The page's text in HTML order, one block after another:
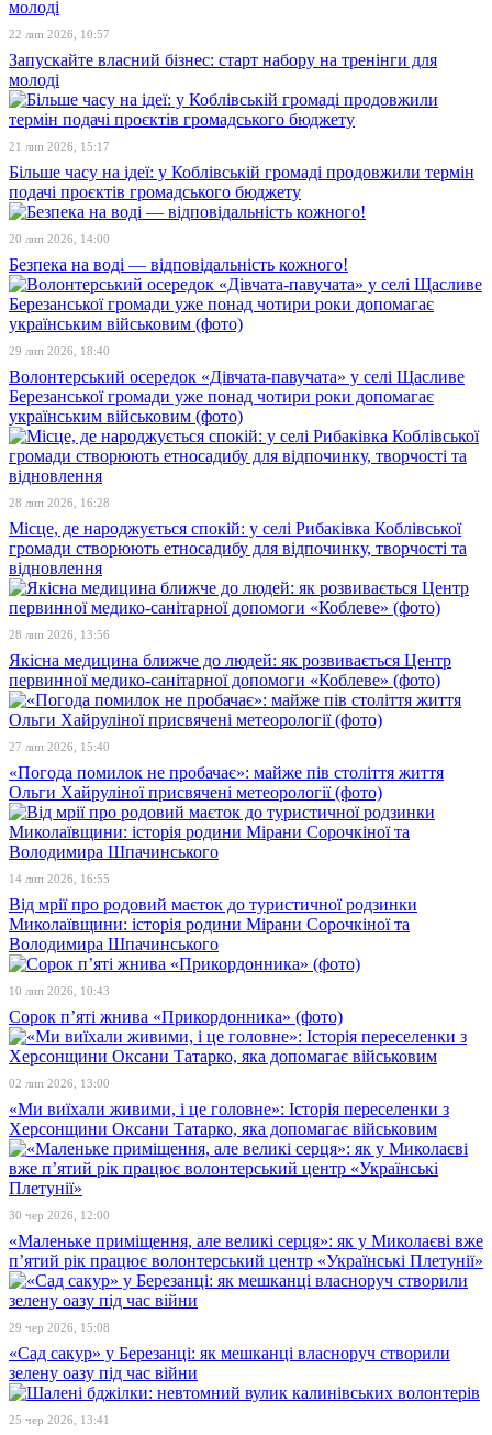
22 лип 2026, 10:57
Запускайте власний бізнес: старт набору на тренінги для
молоді
21 лип 2026, 15:17
Більше часу на ідеї: у Коблівській громаді продовжили термін
подачі проєктів громадського бюджету
20 лип 2026, 14:00
Безпека на воді — відповідальність кожного!
29 лип 2026, 18:40
Волонтерський осередок «Дівчата-павучата» у селі Щасливе
Березанської громади уже понад чотири роки допомагає
українським військовим (фото)
28 лип 2026, 16:28
Місце, де народжується спокій: у селі Рибаківка Коблівської
громади створюють етносадибу для відпочинку, творчості та
відновлення
28 лип 2026, 13:56
Якісна медицина ближче до людей: як розвивається Центр
первинної медико-санітарної допомоги «Коблеве» (фото)
27 лип 2026, 15:40
«Погода помилок не пробачає»: майже пів століття життя
Ольги Хайруліної присвячені метеорології (фото)
14 лип 2026, 16:55
Від мрії про родовий маєток до туристичної родзинки
Миколаївщини: історія родини Мірани Сорочкіної та
Володимира Шпачинського
10 лип 2026, 10:43
Сорок п’яті жнива «Прикордонника» (фото)
02 лип 2026, 13:00
«Ми виїхали живими, і це головне»: Історія переселенки з
Херсонщини Оксани Татарко, яка допомагає військовим
30 чер 2026, 12:00
«Маленьке приміщення, але великі серця»: як у Миколаєві вже
п’ятий рік працює волонтерський центр «Українські Плетунії»
29 чер 2026, 15:08
«Сад сакур» у Березанці: як мешканці власноруч створили
зелену оазу під час війни
25 чер 2026, 13:41